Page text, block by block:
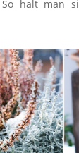
So hält man